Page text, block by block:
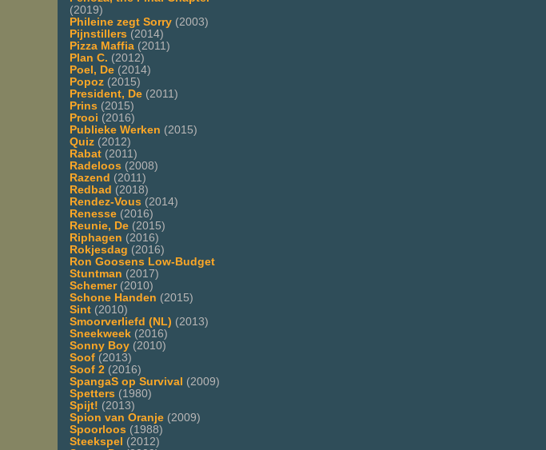
(2019)
Phileine zegt Sorry (2003)
Pijnstillers (2014)
Pizza Maffia (2011)
Plan C. (2012)
Poel, De (2014)
Popoz (2015)
President, De (2011)
Prins (2015)
Prooi (2016)
Publieke Werken (2015)
Quiz (2012)
Rabat (2011)
Radeloos (2008)
Razend (2011)
Redbad (2018)
Rendez-Vous (2014)
Renesse (2016)
Reunie, De (2015)
Riphagen (2016)
Rokjesdag (2016)
Ron Goosens Low-Budget
Stuntman (2017)
Schemer(2010)
Schone Handen (2015)
Sint (2010)
Smoorverliefd (NL) (2013)
Sneekweek (2016)
Sonny Boy (2010)
Soof (2013)
Soof 2 (2016)
SpangaS op Survival (2009)
Spetters (1980)
Spijt! (2013)
Spion van Oranje (2009)
Spoorloos (1988)
Steekspel (2012)